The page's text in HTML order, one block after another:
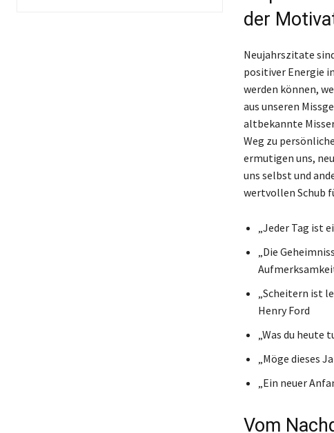
der
Neujahrszitate
positiver Energie
werden können,
aus unseren
altbekannte
Weg zu
ermutigen uns,
uns selbst und
wertvollen Schub
„Jeder Tag ist
„Die
„Scheitern ist
Henry Ford
„Was du heute
„Möge dieses
„Ein neuer
Vom